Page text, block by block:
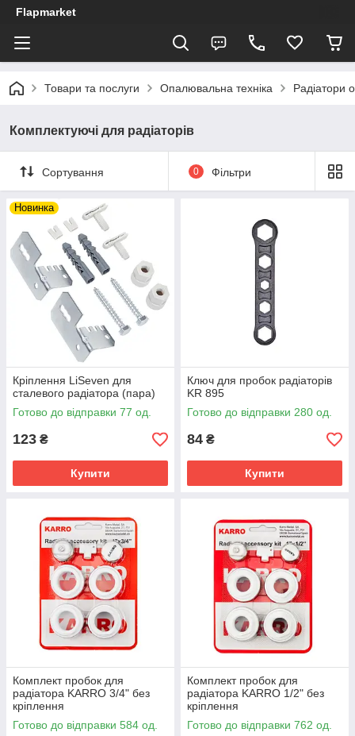
Flapmarket
Товари та послуги Опалювальна техніка Радіатори
Комплектуючі для радіаторів
Сортування 0 Фільтри
Новинка
Кріплення LiSeven для
сталевого радіатора (пара)
Готово до відправки 77 од.
123 ₴
Купити
Ключ для пробок радіаторів
KR 895
Готово до відправки 280 од.
84 ₴
Купити
Комплект пробок для
радіатора KARRO 3/4" без
кріплення
Готово до відправки 584 од.
Комплект пробок для
радіатора KARRO 1/2" без
кріплення
Готово до відправки 762 од.